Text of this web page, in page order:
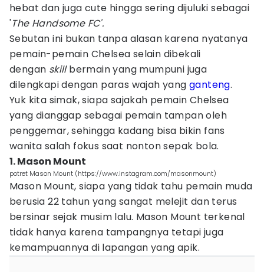
hebat dan juga cute hingga sering dijuluki sebagai
'The Handsome FC'.
Sebutan ini bukan tanpa alasan karena nyatanya
pemain-pemain Chelsea selain dibekali
dengan skillbermain yang mumpuni juga
dilengkapi dengan paras wajah yang ganteng.
Yuk kita simak, siapa sajakah pemain Chelsea
yang dianggap sebagai pemain tampan oleh
penggemar, sehingga kadang bisa bikin fans
wanita salah fokus saat nonton sepak bola.
1. Mason Mount
potret Mason Mount (https://www.instagram.com/masonmount)
Mason Mount, siapa yang tidak tahu pemain muda
berusia 22 tahun yang sangat melejit dan terus
bersinar sejak musim lalu. Mason Mount terkenal
tidak hanya karena tampangnya tetapi juga
kemampuannya di lapangan yang apik.